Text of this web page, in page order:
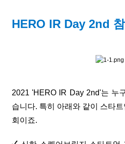
HERO IR Day 2nd
2021 'HERO IR Day 2nd'는 누
습니다. 특히 아래와 같이 스타
회이죠.